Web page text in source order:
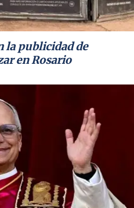
la publicidad de
en Rosario